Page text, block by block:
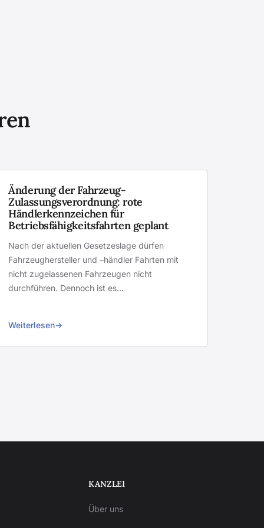
Änderung der Fahrzeug-
Zulassungsverordnung: rote
Händlerkennzeichen für
Betriebsfähigkeitsfahrten geplant
Nach der aktuellen Gesetzeslage dürfen
Fahrzeughersteller und –händler Fahrten mit
nicht zugelassenen Fahrzeugen nicht
durchführen. Dennoch ist es…
Weiterlesen
KANZLEI
Über uns